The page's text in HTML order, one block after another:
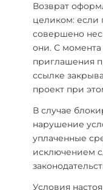
Возврат
целиком:
совершено
они. С момента
приглашения
ссылке
проект при
В случае
нарушение
уплаченные
исключением
Условия